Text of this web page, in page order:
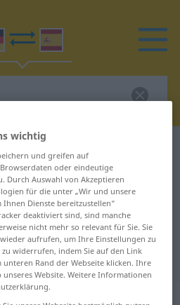
Übersetzung für
: Femininum
wichtig
und greifen auf
oder eindeutige
Durch Auswahl von Akzeptieren
für die unter „Wir und unsere
Dienste bereitzustellen“
deaktiviert sind, sind manche
nicht mehr so relevant für Sie. Sie
aufrufen, um Ihre Einstellungen zu
widerrufen, indem Sie auf den Link
Rand der Webseite klicken. Ihre
Website. Weitere Informationen